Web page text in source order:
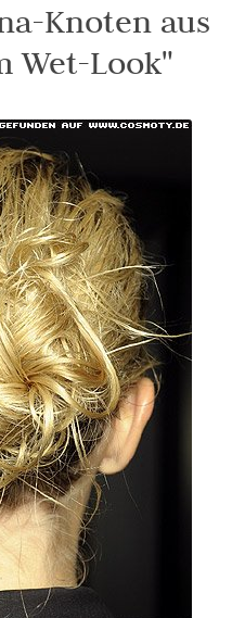
Knoten aus
Wet-Look"